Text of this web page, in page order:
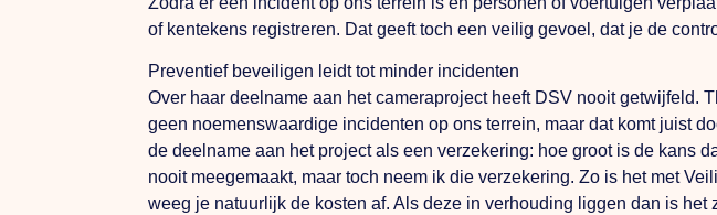
of kentekens registreren. Dat geeft toch een veilig gevoel, dat je de
Preventief beveiligen leidt tot minder incidenten
Over haar deelname aan het cameraproject heeft DSV nooit getwijfeld.
geen noemenswaardige incidenten op ons terrein, maar dat komt juist
de deelname aan het project als een verzekering: hoe groot is de kans
nooit meegemaakt, maar toch neem ik die verzekering. Zo is het met
weeg je natuurlijk de kosten af. Als deze in verhouding liggen dan is het